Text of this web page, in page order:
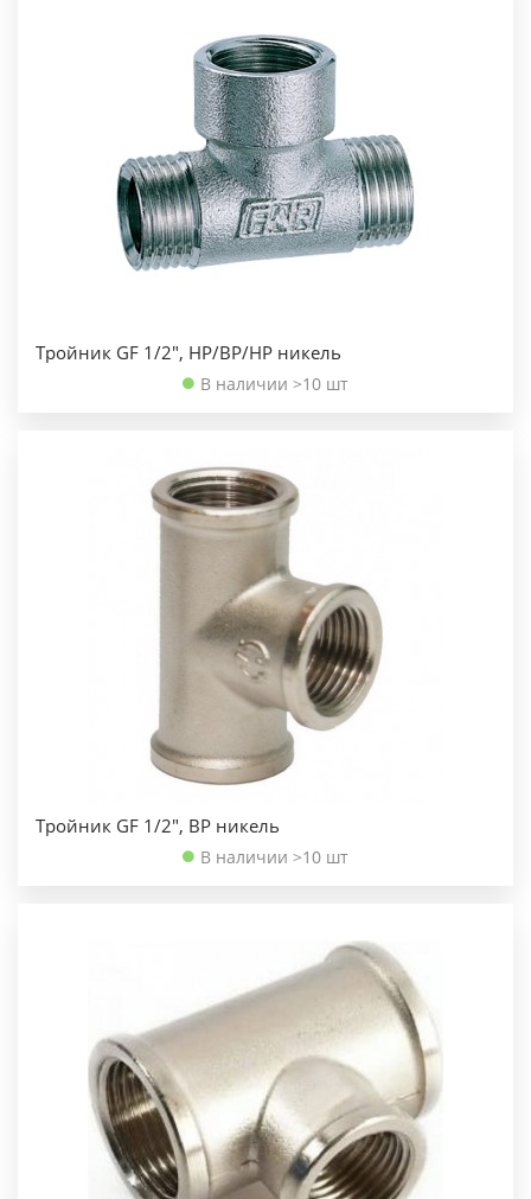
Тройник GF 1/2", НР/ВР/НР никель
В наличии >10 шт
Тройник GF 1/2", ВР никель
В наличии >10 шт